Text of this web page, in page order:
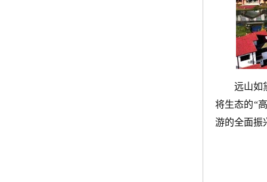
远山如
将生态的“
游的全面振